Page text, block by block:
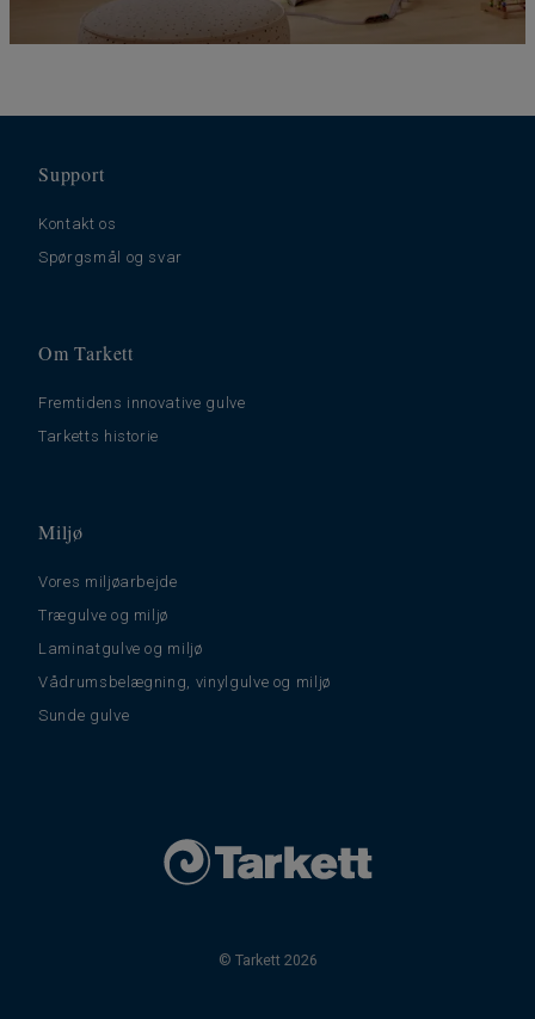
Support
Kontakt os
Spørgsmål og svar
Om Tarkett
Fremtidens innovative gulve
Tarketts historie
Miljø
Vores miljøarbejde
Trægulve og miljø
Laminatgulve og miljø
Vådrumsbelægning, vinylgulve og miljø
Sunde gulve
© Tarkett 2026